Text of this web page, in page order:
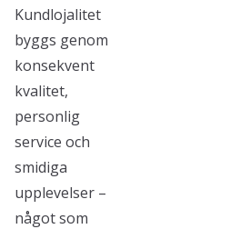
Kundlojalitet
byggs genom
konsekvent
kvalitet,
personlig
service och
smidiga
upplevelser –
något som